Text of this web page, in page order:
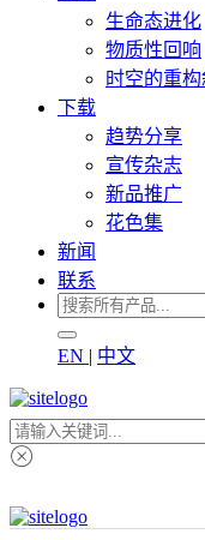
生命态进化
物质性回响
时空的重
下载
趋势分享
宣传杂志
新品推广
花色集
新闻
联系
EN | 中文